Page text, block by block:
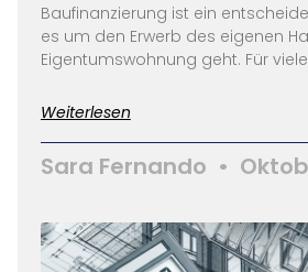
Baufinanzierung ist ein
es um den Erwerb des eigenen
Eigentumswohnung geht. Für
Weiterlesen
Sara Fernando